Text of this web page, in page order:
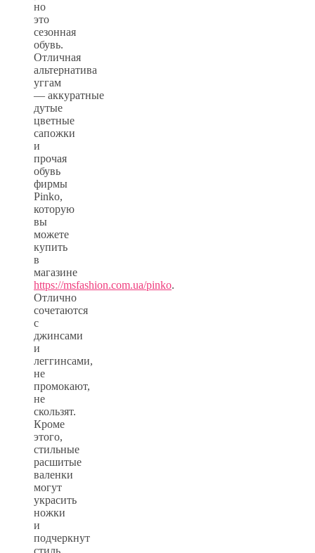
но
это
сезонная
обувь.
Отличная
альтернатива
уггам
— аккуратные
дутые
цветные
сапожки
и
прочая
обувь
фирмы
Pinko,
которую
вы
можете
купить
в
магазине
https://msfashion.com.ua/pinko.
Отлично
сочетаются
с
джинсами
и
леггинсами,
не
промокают,
не
скользят.
Кроме
этого,
стильные
расшитые
валенки
могут
украсить
ножки
и
подчеркнут
стиль.